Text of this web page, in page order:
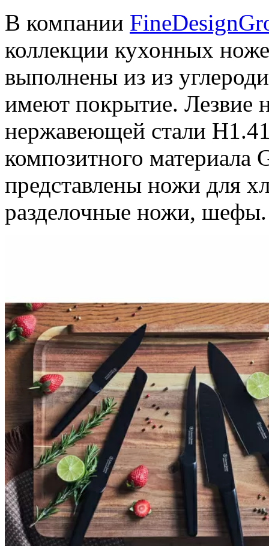
В компании
коллекции кухонных
выполнены из из
имеют покрытие. Лезвие
нержавеющей стали
композитного материала
представлены ножи для
разделочные ножи, шефы.